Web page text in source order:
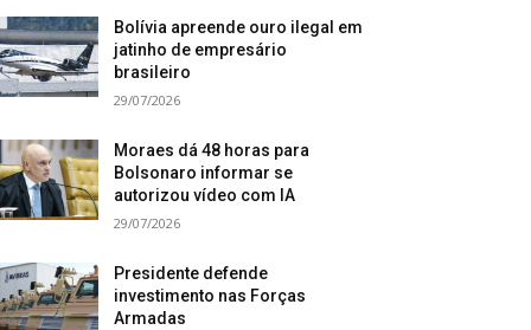
Bolívia apreende ouro ilegal em
jatinho de empresário
brasileiro
29/07/2026
Moraes dá 48 horas para
Bolsonaro informar se
autorizou vídeo com IA
29/07/2026
Presidente defende
investimento nas Forças
Armadas